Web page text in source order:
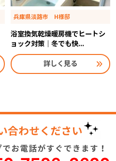
兵庫県淡路市 H様邸
浴室換気乾燥暖房機でヒートシ
ョック対策｜冬でも快...
詳しく見る